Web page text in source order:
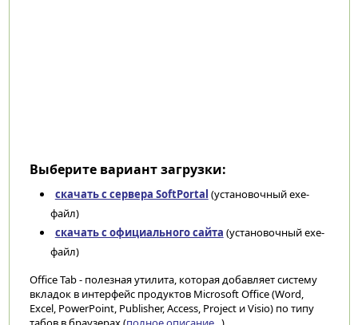
Выберите вариант загрузки:
скачать с сервера SoftPortal (установочный exe-
файл)
скачать с официального сайта (установочный exe-
файл)
Office Tab - полезная утилита, которая добавляет систему
вкладок в интерфейс продуктов Microsoft Office (Word,
Excel, PowerPoint, Publisher, Access, Project и Visio) по типу